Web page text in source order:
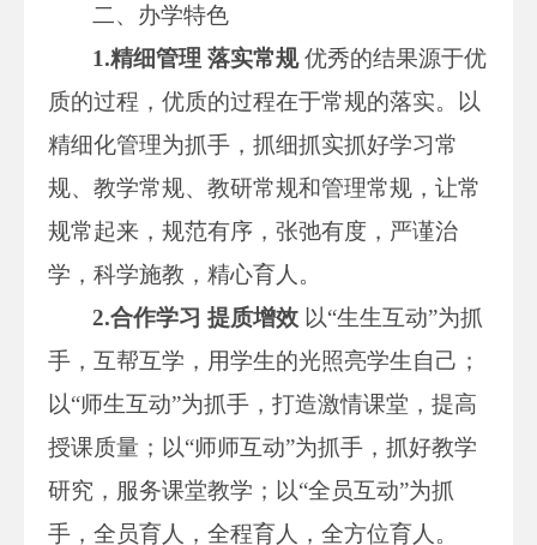
二、办学特色
1.精细管理 落实常规优秀的结果源于优
质的过程，优质的过程在于常规的落实。以
精细化管理为抓手，抓细抓实抓好学习常
规、教学常规、教研常规和管理常规，让常
规常起来，规范有序，张弛有度，严谨治
学，科学施教，精心育人。
2.合作学习 提质增效 以“生生互动”为抓
手，互帮互学，用学生的光照亮学生自己；
以“师生互动”为抓手，打造激情课堂，提高
授课质量；以“师师互动”为抓手，抓好教学
研究，服务课堂教学；以“全员互动”为抓
手，全员育人，全程育人，全方位育人。